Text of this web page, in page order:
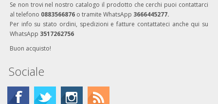
Se non trovi nel nostro catalogo il prodotto che cerchi puoi contattarci
al telefono 0883566876 o tramite WhatsApp 3666445277.
Per info su stato ordini, spedizioni e fatture contattateci anche qui su
WhatsApp 3517262756
Buon acquisto!
Sociale